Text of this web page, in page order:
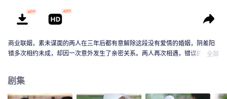
商业联姻，素未谋面的两人在三年后都有意解除这段没有爱情的婚姻，阴差阳
错多次相约未成，却因一次意外发生了亲密关系。两人再次相遇，错误的情感
全部
剧集